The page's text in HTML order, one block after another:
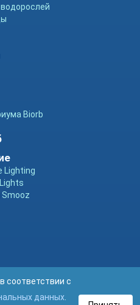
Biorb
Lighting
Smooz
соответствии с
данных